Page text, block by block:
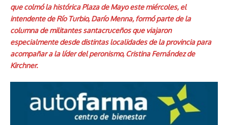
que colmó la histórica Plaza de Mayo este miércoles, el
intendente de Río Turbio, Darío Menna, formó parte de la
columna de militantes santacruceños que viajaron
especialmente desde distintas localidades de la provincia para
acompañar a la líder del peronismo, Cristina Fernández de
Kirchner.